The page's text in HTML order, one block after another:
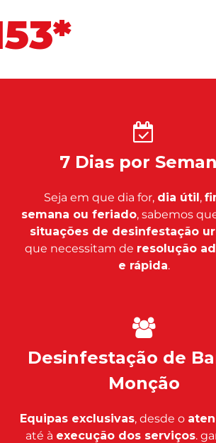
7 Dias por
Seja em que dia for, dia útil,
semana ou feriado, sabemos
situações de desinfestação
que necessitam de resolução
e rápida.
Desinfestação de
Monção
Equipas exclusivas, desde o
até à execução dos serviços.